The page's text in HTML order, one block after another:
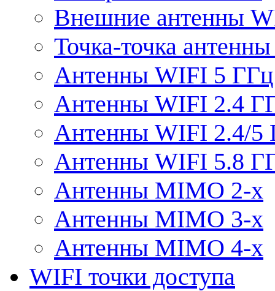
Внешние антенны
Точка-точка
Антенны WIFI 5 ГГц
Антенны WIFI 2.4
Антенны WIFI 2.4/5
Антенны WIFI 5.8
Антенны MIMO 2-x
Антенны MIMO 3-x
Антенны MIMO 4-x
WIFI точки доступа